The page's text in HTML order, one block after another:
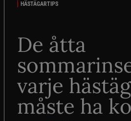
HÄSTÄGARTIPS
De åtta
varje
måste ha